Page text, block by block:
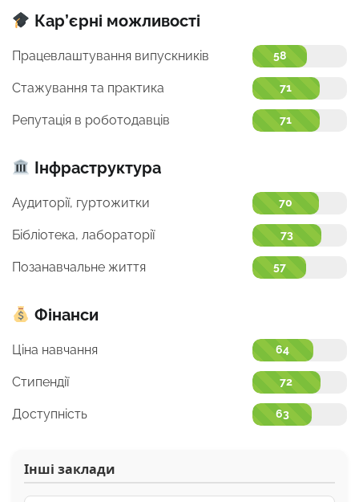
Кар’єрні можливості
Працевлаштування випускників 58
Стажування та практика 71
Репутація в роботодавців 71
Інфраструктура
Аудиторії, гуртожитки 70
Бібліотека, лабораторії 73
Позанавчальне життя 57
Фінанси
Ціна навчання 64
Стипендії 72
Доступність 63
Інші заклади